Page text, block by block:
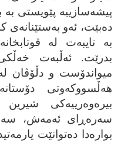
پیشه‌سازییه‌ پێویستی
ده‌بێت، ئه‌و به‌ستێنانه‌ی
به‌ تایبه‌ت له‌
بدرێت. ئه‌ڵبه‌ت
میواندۆست و دڵۆڤان
هه‌ڵسووکه‌وتی
بیره‌وه‌رییه‌کی
سه‌ره‌ڕای ئه‌مه‌ش،
بواره‌دا ده‌توانێت